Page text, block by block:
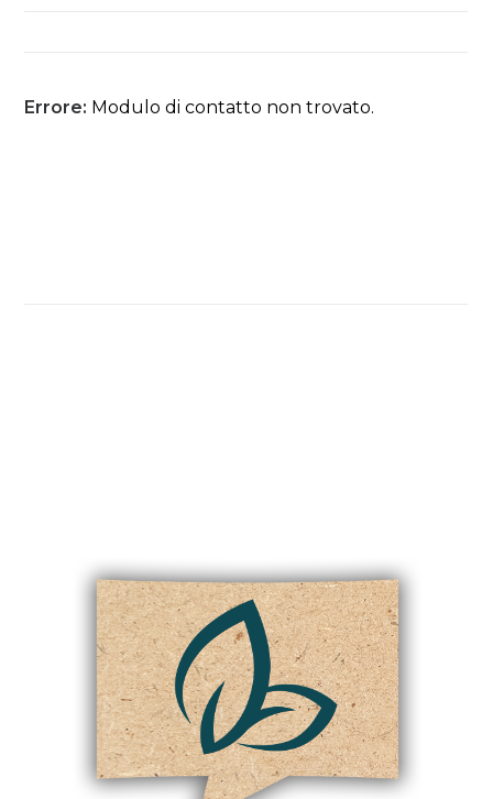
Errore: Modulo di contatto non trovato.